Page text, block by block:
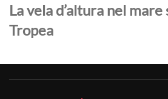
La vela d’altura nel
Tropea